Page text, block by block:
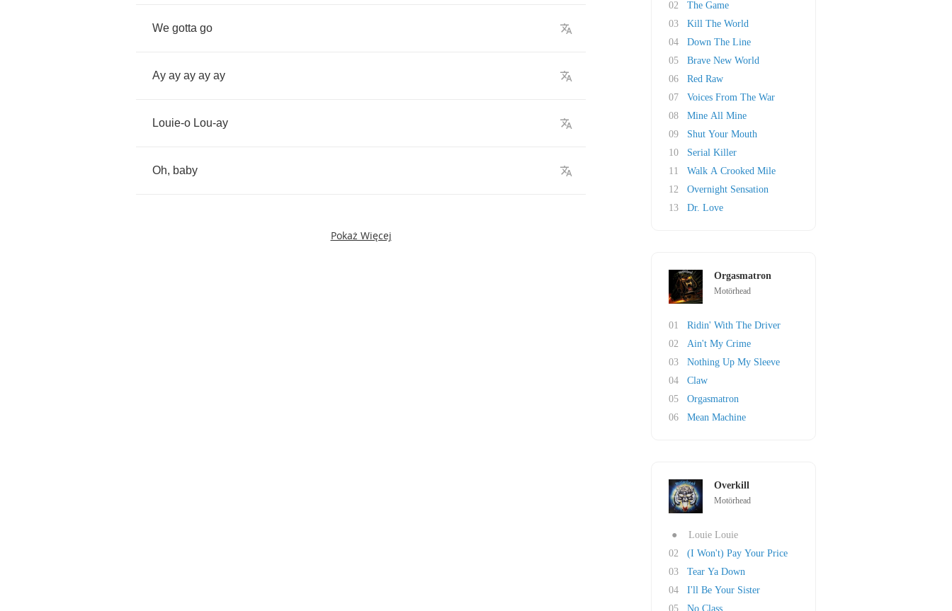
We gotta go
Ay ay ay ay ay
Louie-o Lou-ay
Oh, baby
Pokaż Więcej
02
The Game
03
Kill The World
04
Down The Line
05
Brave New World
06
Red Raw
07
Voices From The War
08
Mine All Mine
09
Shut Your Mouth
10
Serial Killer
11
Walk A Crooked Mile
12
Overnight Sensation
13
Dr. Love
Orgasmatron
Motörhead
01
Ridin' With The Driver
02
Ain't My Crime
03
Nothing Up My Sleeve
04
Claw
05
Orgasmatron
06
Mean Machine
Overkill
Motörhead
●
Louie Louie
02
(I Won't) Pay Your Price
03
Tear Ya Down
04
I'll Be Your Sister
05
No Class